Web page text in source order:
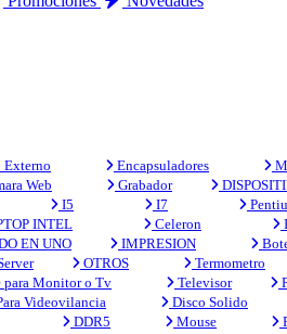
Externo Encapsuladores
Web Grabador
I5 I7
INTEL Celeron
EN UNO IMPRESION
OTROS Termometro
para Monitor o Tv Televisor
Videovilancia Disco Solido
DDR5 Mouse